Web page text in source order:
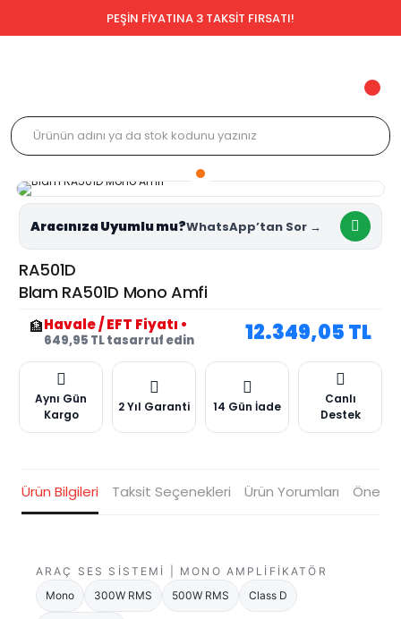
PEŞİN FİYATINA 3 TAKSİT FIRSATI!
Aracınıza Uyumlu mu?
RA501D
Blam RA501D Mono Amfi
🏦Havale / EFT Fiyatı •
649,95 TL tasarruf edin 12.349,05 TL
Aynı Gün
Kargo
2 Yıl Garanti 14 Gün İade
Canlı
Destek
Ürün Bilgileri Taksit Seçenekleri Ürün Yorumları
ARAÇ SES SISTEMI | MONO AMPLIFIKATÖR
Mono
300W RMS 500W RMS Class D